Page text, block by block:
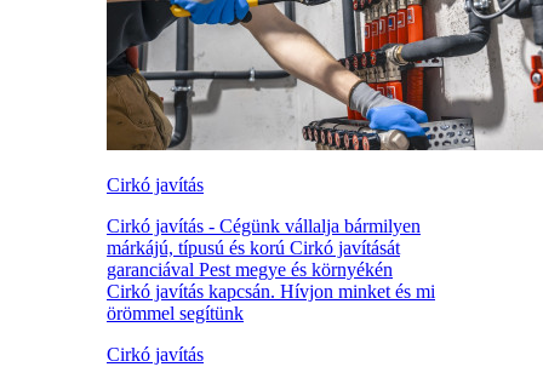
Cirkó javítás
Cirkó javítás - Cégünk vállalja bármilyen
márkájú, típusú és korú Cirkó javítását
garanciával Pest megye és környékén
Cirkó javítás kapcsán. Hívjon minket és mi
örömmel segítünk
Cirkó javítás